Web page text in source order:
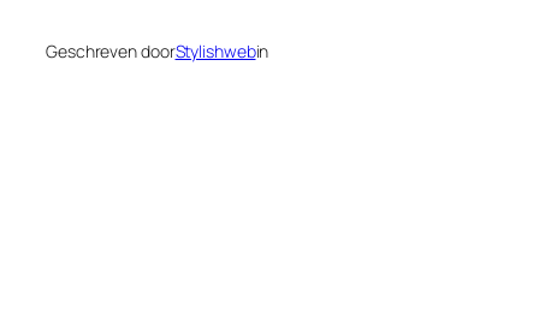
Geschreven doorStylishwebin